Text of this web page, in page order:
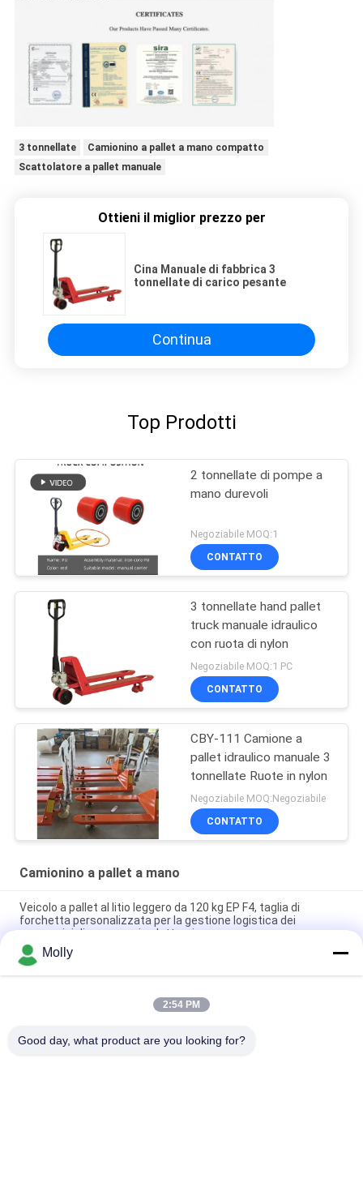
3 tonnellate
Camionino a pallet a mano compatto
Scattolatore a pallet manuale
Ottieni il miglior prezzo per
Cina Manuale di fabbrica 3
tonnellate di carico pesante
Continua
Top Prodotti
2 tonnellate di pompe a
mano durevoli
Negoziabile MOQ:1
CONTATTO
3 tonnellate hand pallet
truck manuale idraulico
con ruota di nylon
Negoziabile MOQ:1 PC
CONTATTO
CBY-111 Camione a
pallet idraulico manuale 3
tonnellate Ruote in nylon
Negoziabile MOQ:Negoziabile
CONTATTO
Camionino a pallet a mano
Veicolo a pallet al litio leggero da 120 kg EP F4, taglia di
forchetta personalizzata per la gestione logistica dei
magazzini di commercio elettronico
Carrozzeria idraulica CBY-11 per pallet per magazzini
Carrello elevatore manuale per pallet CBY-5N da 5 tonnellate
per impieghi gravosi con capacità di 5000 kg e ruote in nylon in
Molly
2:54 PM
Good day, what product are you looking for?